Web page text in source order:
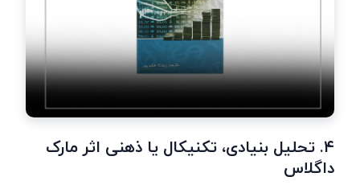
۴. تحلیل بنیادی، تکنیکال یا ذهنی اثر مارک
داگلاس